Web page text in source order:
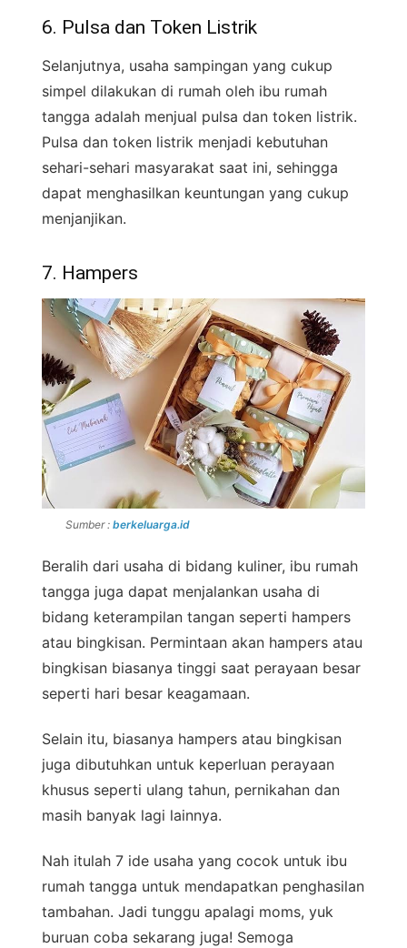
6. Pulsa dan Token Listrik
Selanjutnya, usaha sampingan yang cukup
simpel dilakukan di rumah oleh ibu rumah
tangga adalah menjual pulsa dan token listrik.
Pulsa dan token listrik menjadi kebutuhan
sehari-sehari masyarakat saat ini, sehingga
dapat menghasilkan keuntungan yang cukup
menjanjikan.
7. Hampers
Sumber : berkeluarga.id
Beralih dari usaha di bidang kuliner, ibu rumah
tangga juga dapat menjalankan usaha di
bidang keterampilan tangan seperti hampers
atau bingkisan. Permintaan akan hampers atau
bingkisan biasanya tinggi saat perayaan besar
seperti hari besar keagamaan.
Selain itu, biasanya hampers atau bingkisan
juga dibutuhkan untuk keperluan perayaan
khusus seperti ulang tahun, pernikahan dan
masih banyak lagi lainnya.
Nah itulah 7 ide usaha yang cocok untuk ibu
rumah tangga untuk mendapatkan penghasilan
tambahan. Jadi tunggu apalagi moms, yuk
buruan coba sekarang juga! Semoga